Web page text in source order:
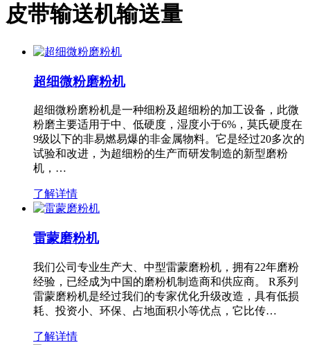
皮带输送机输送量
超细微粉磨粉机
超细微粉磨粉机是一种细粉及超细粉的加工设备，此微
粉磨主要适用于中、低硬度，湿度小于6%，莫氏硬度在
9级以下的非易燃易爆的非金属物料。它是经过20多次的
试验和改进，为超细粉的生产而研发制造的新型磨粉
机，…
了解详情
雷蒙磨粉机
我们公司专业生产大、中型雷蒙磨粉机，拥有22年磨粉
经验，已经成为中国的磨粉机制造商和供应商。 R系列
雷蒙磨粉机是经过我们的专家优化升级改造，具有低损
耗、投资小、环保、占地面积小等优点，它比传…
了解详情